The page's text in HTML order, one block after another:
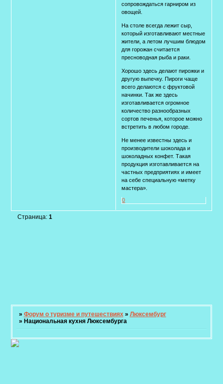
сопровождаться гарниром из
овощей.
На столе всегда лежит сыр,
который изготавливают местные
жители, а летом лучшим блюдом
для горожан считается
пресноводная рыба и раки.
Хорошо здесь делают пирожки и
другую выпечку. Пироги чаще
всего делаются с фруктовой
начинки. Так же здесь
изготавливается огромное
количество разнообразных
сортов печенья, которое можно
встретить в любом городе.
Не менее известны здесь и
производители шоколада и
шоколадных конфет. Такая
продукция изготавливается на
частных предприятиях и имеет
на себе специальную «метку
мастера».
0
Страница: 1
» Форум о туризме и путешествиях » Люксембург
» Национальная кухня Люксембурга